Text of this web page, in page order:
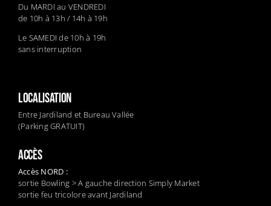
Du MARDI au VENDREDI
de 10h à 13h / 14h à 19h
Le SAMEDI de 10h à 19h
sans interruption
LOCALISATION
Entre Jardiland et Bureau Vallée
(Parking GRATUIT)
ACCÈS
Accès NORD :
sortie Bowling > A gauche direction Simply Market
sortie feu tricolore avant Jardiland